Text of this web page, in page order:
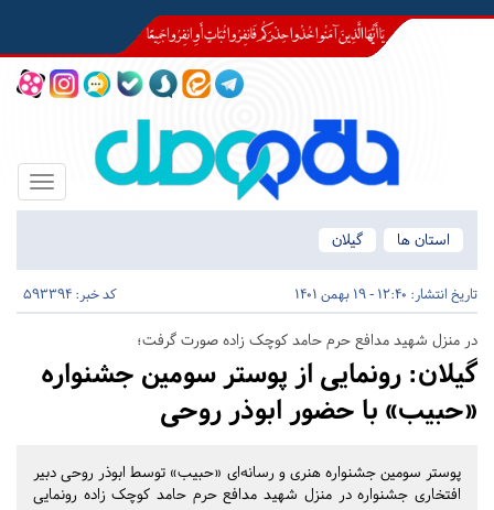
Toggle
استان ها
گیلان
تاریخ انتشار: 12:40 - 19 بهمن 1401 کد خبر: 593394
در منزل شهید مدافع حرم حامد کوچک زاده صورت گرفت؛
گیلان: رونمایی از پوستر سومین جشنواره
«حبیب» با حضور ابوذر روحی
پوستر سومین جشنواره هنری و رسانه‌ای «حبیب» توسط ابوذر روحی دبیر
افتخاری جشنواره در منزل شهید مدافع حرم حامد کوچک زاده رونمایی